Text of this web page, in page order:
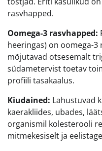
rasvhapped.
Oomega-3 rasvhapped:
heeringas) on oomega-3
mõjutavad otsesemalt
südametervist toetav
profiili tasakaalus.
Kiudained: Lahustuvad
kaerakliides, ubades,
organismil kolesterooli
mitmekesiselt ja